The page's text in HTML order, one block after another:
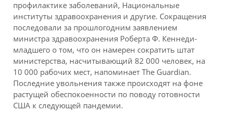
профилактике заболеваний, Национальные
институты здравоохранения и другие. Сокращения
последовали за прошлогодним заявлением
министра здравоохранения Роберта Ф. Кеннеди-
младшего о том, что он намерен сократить штат
министерства, насчитывающий 82 000 человек, на
10 000 рабочих мест, напоминает The Guardian.
Последние увольнения также происходят на фоне
растущей обеспокоенности по поводу готовности
США к следующей пандемии.